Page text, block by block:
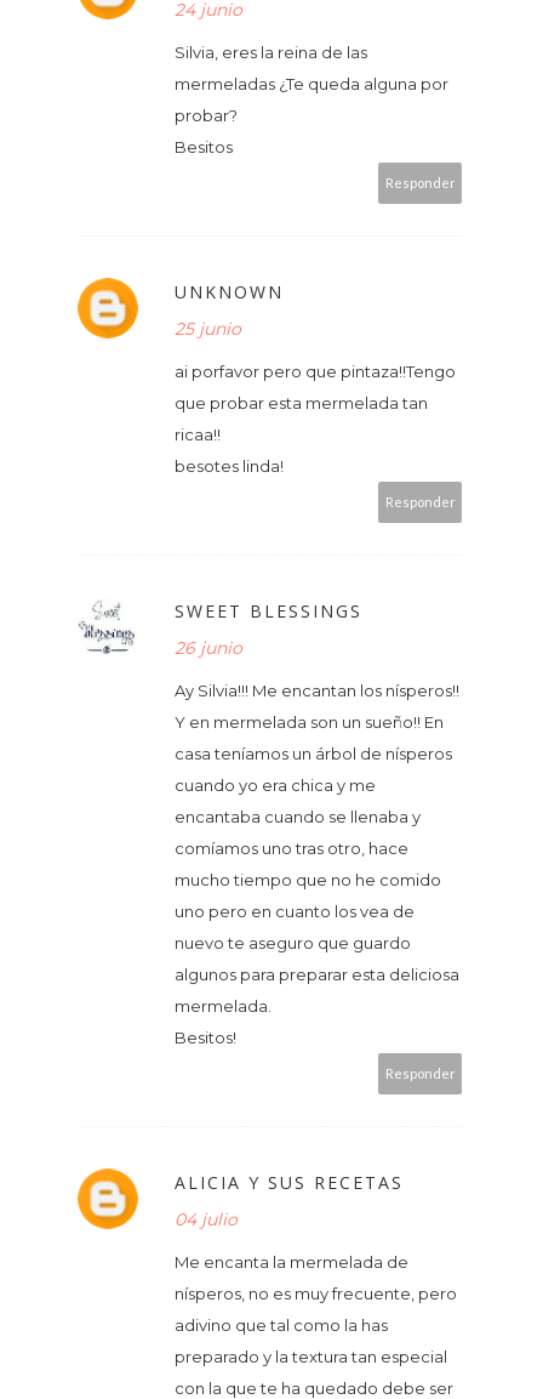
24 junio
Silvia, eres la reina de las
mermeladas ¿Te queda alguna por
probar?
Besitos
Responder
UNKNOWN
25 junio
ai porfavor pero que pintaza!!Tengo
que probar esta mermelada tan
ricaa!!
besotes linda!
Responder
SWEET BLESSINGS
26 junio
Ay Silvia!!! Me encantan los nísperos!!
Y en mermelada son un sueño!! En
casa teníamos un árbol de nísperos
cuando yo era chica y me
encantaba cuando se llenaba y
comíamos uno tras otro, hace
mucho tiempo que no he comido
uno pero en cuanto los vea de
nuevo te aseguro que guardo
algunos para preparar esta deliciosa
mermelada.
Besitos!
Responder
ALICIA Y SUS RECETAS
04 julio
Me encanta la mermelada de
nísperos, no es muy frecuente, pero
adivino que tal como la has
preparado y la textura tan especial
con la que te ha quedado debe ser